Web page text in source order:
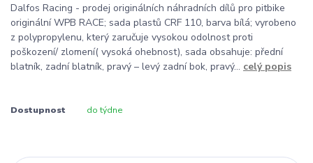
Dalfos Racing - prodej originálních náhradních dílů pro pitbike
originální WPB RACE; sada plastů CRF 110, barva bílá; vyrobeno
z polypropylenu, který zaručuje vysokou odolnost proti
poškození/ zlomení( vysoká ohebnost), sada obsahuje: přední
blatník, zadní blatník, pravý – levý zadní bok, pravý... celý popis
Dostupnost do týdne